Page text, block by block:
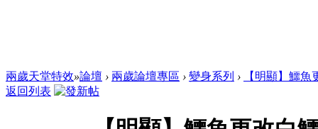
兩歲天堂特效»論壇 › 兩歲論壇專區 › 變身系列 ›
【明顯】鱷魚
返回列表